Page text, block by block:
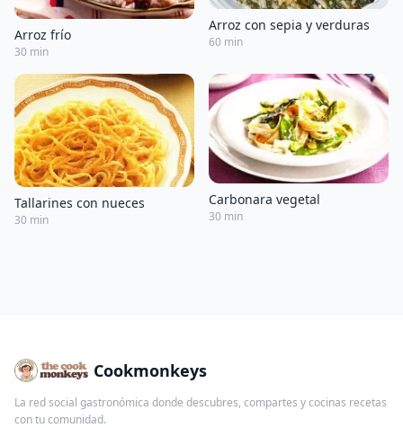
Arroz frío
30 min
Arroz con sepia y verduras
60 min
Tallarines con nueces
30 min
Carbonara vegetal
30 min
Cookmonkeys
La red social gastronómica donde descubres, compartes y cocinas recetas
con tu comunidad.